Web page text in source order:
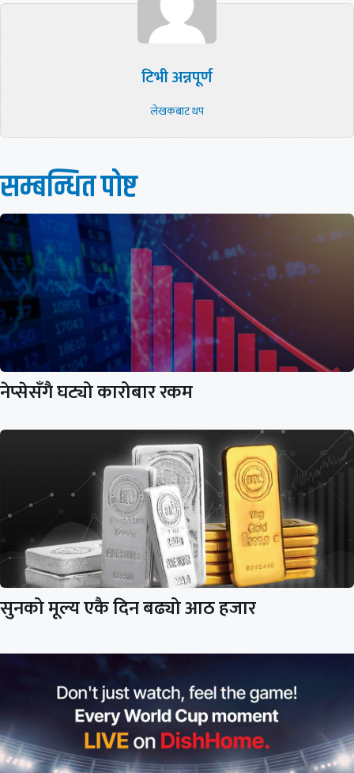
टिभी अन्नपूर्ण
लेखकबाट थप
सम्बन्धित पाेष्ट
नेप्सेसँगै घट्यो कारोबार रकम
सुनको मूल्य एकै दिन बढ्यो आठ हजार